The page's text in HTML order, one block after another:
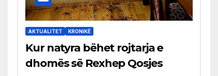
AKTUALITET KRONIKË
Kur natyra bëhet rojtarja e
dhomës së Rexhep Qosjes